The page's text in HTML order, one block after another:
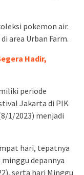
pokemon air.
area Urban Farm.
Hadir,
periode
Jakarta di PIK
1/2023) menjadi
hari, tepatnya
minggu depannya
serta hari Minggu